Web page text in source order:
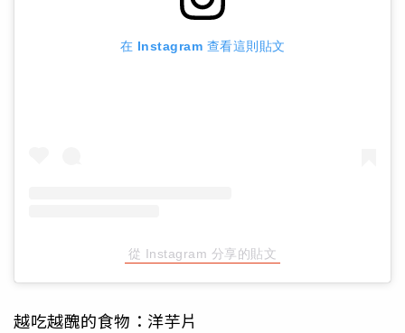
在 Instagram 查看這則貼文
從 Instagram 分享的貼文
越吃越醜的食物：洋芋片